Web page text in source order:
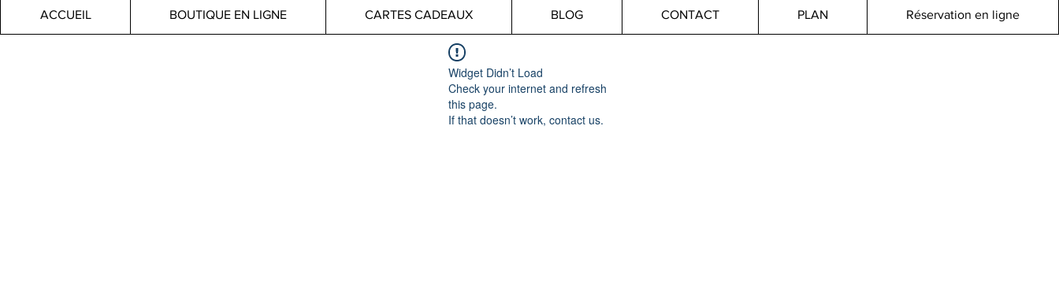
Widget Didn’t Load
Check your internet and refresh
this page.
If that doesn’t work, contact us.
ACCUEIL BOUTIQUE EN LIGNE CARTES CADEAUX BLOG CONTACT PLAN Réservation en ligne